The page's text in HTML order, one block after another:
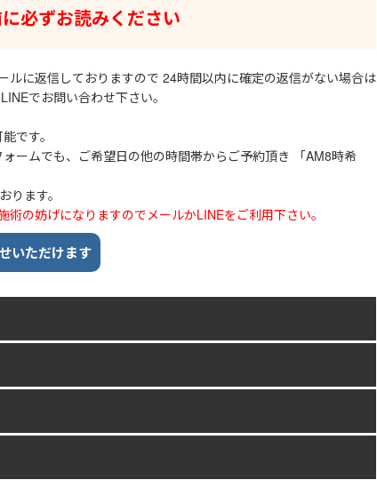
必ずお読みください
ルに返信しておりますので 24時間以内に確定の返信がない場合は
でお問い合わせ下さい。
です。
ームでも、ご希望日の他の時間帯からご予約頂き 「AM8時希
ります。
の妨げになりますのでメールかLINEをご利用下さい。
いただけます